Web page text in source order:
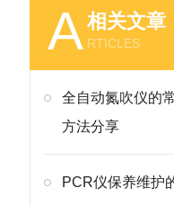
A相关文章
RTICLES
全自动氮吹仪的
方法分享
PCR仪保养维护